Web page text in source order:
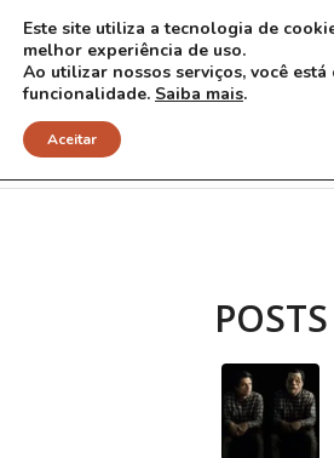
Arquivo para Tag:
POSTS
Este site utiliza a tecnologia de
melhor experiência de uso.
Ao utilizar nossos serviços, você está
funcionalidade. Saiba mais.
Aceitar